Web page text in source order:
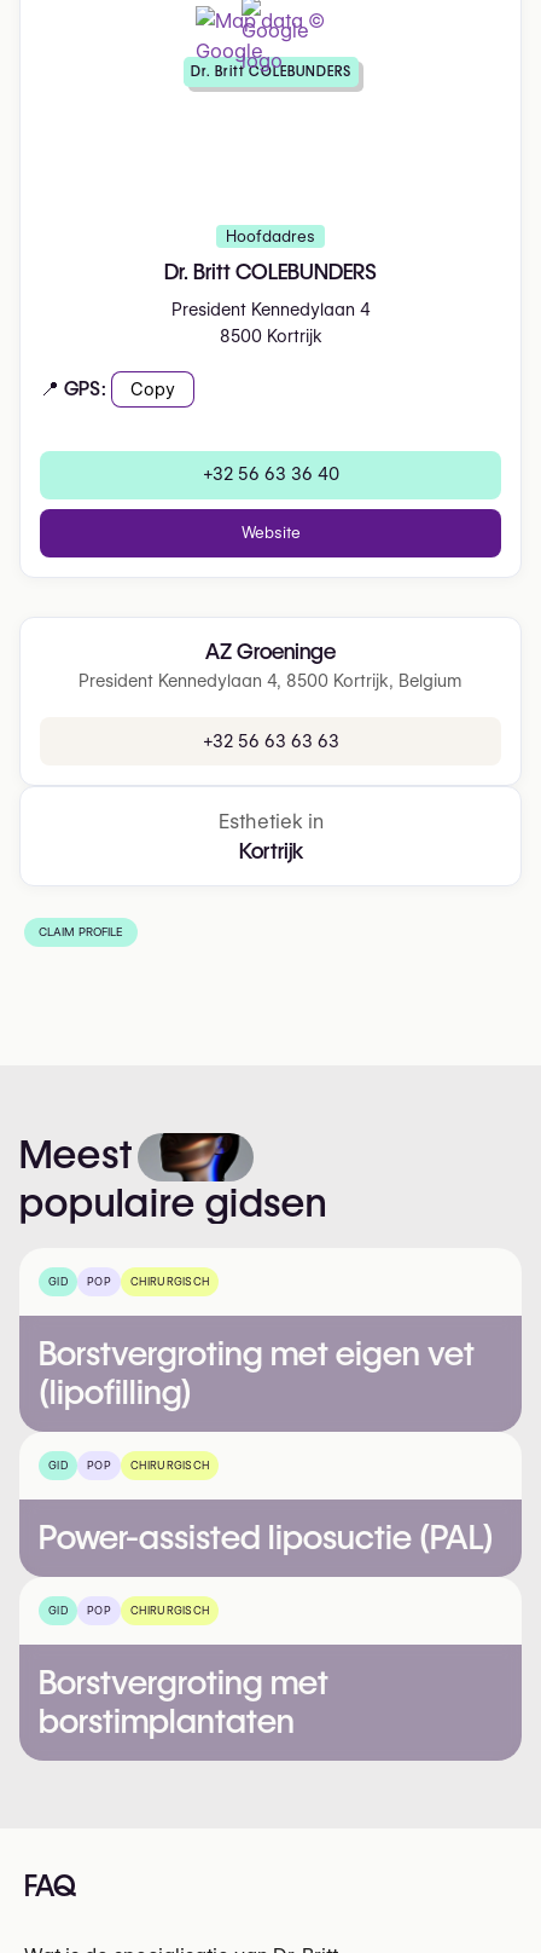
Hoofdadres
Dr. Britt COLEBUNDERS
President Kennedylaan 4
8500 Kortrijk
📍 GPS: Copy
+32 56 63 36 40
Website
Dr. Britt COLEBUNDERS
AZ Groeninge
President Kennedylaan 4, 8500 Kortrijk, Belgium
+32 56 63 63 63
Esthetiek in
Kortrijk
CLAIM PROFILE
Meest
populaire gidsen
GID POP CHIRURGISCH
Borstvergroting met eigen vet
(lipofilling)
GID POP CHIRURGISCH
Power-assisted liposuctie (PAL)
GID POP CHIRURGISCH
Borstvergroting met
borstimplantaten
FAQ